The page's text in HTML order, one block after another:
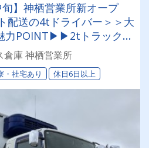
】神栖営業所新オープ
配送の4tドライバー＞＞大
力POINT▶▶2tトラックや
配送案件あり！ ⏩【選
方が実現できる！ ⏩物
歓迎です！
倉庫 神栖営業所
・社宅あり 休日6日以上